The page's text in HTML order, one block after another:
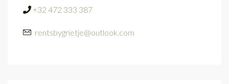
+32 472 333 387
rentsbygrietje@outlook.com